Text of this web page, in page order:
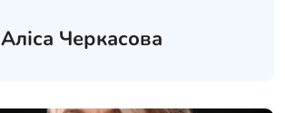
Аліса Черкасова